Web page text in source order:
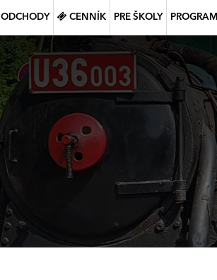
ODCHODY CENNÍK PRE ŠKOLY PROGRAM